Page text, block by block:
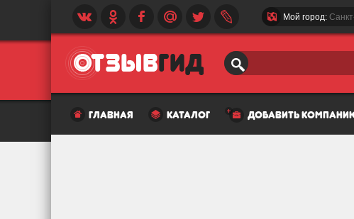
Мой город:
главная каталог добавить